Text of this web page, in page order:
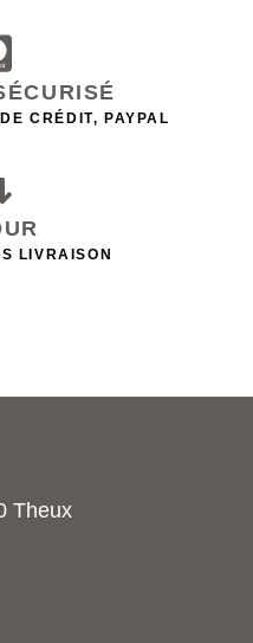
CRÉDIT, PAYPAL
LIVRAISON
Theux